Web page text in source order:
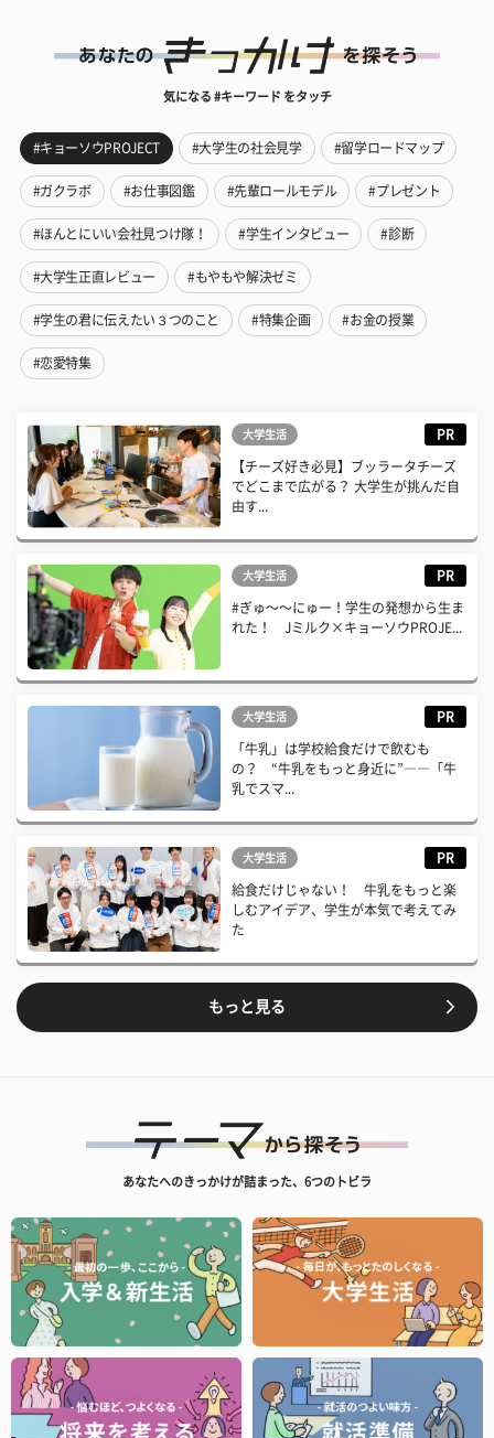
気になる #キーワード をタッチ
#キョーソウPROJECT #大学生の社会見学 #留学ロードマップ
#ガクラボ #お仕事図鑑 #先輩ロールモデル #プレゼント
#ほんとにいい会社見つけ隊！ #学生インタビュー #診断
#大学生正直レビュー #もやもや解決ゼミ
#学生の君に伝えたい３つのこと #特集企画 #お金の授業
#恋愛特集
大学生活 PR
【チーズ好き必見】ブッラータチーズ
でどこまで広がる？ 大学生が挑んだ自
由す...
大学生活 PR
#ぎゅ〜〜にゅー！学生の発想から生ま
れた！ Jミルク×キョーソウPROJE...
大学生活 PR
「牛乳」は学校給食だけで飲むも
の？ “牛乳をもっと身近に”――「牛
乳でスマ...
大学生活 PR
給食だけじゃない！ 牛乳をもっと楽
しむアイデア、学生が本気で考えてみ
た
もっと見る
あなたへのきっかけが詰まった、6つのトビラ